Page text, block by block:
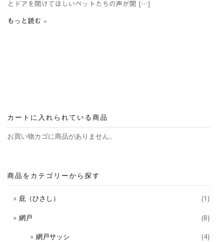
とドアを開けてほしいペットたちの声が聞 […]
もっと読む
カートに入れられている商品
お買い物カゴに商品がありません。
商品をカテゴリーから探す
庇（ひさし） (1)
網戸 (8)
網戸サッシ (4)